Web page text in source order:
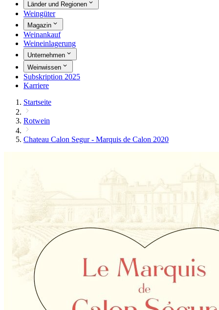
Länder und Regionen
Weingüter
Magazin
Weinankauf
Weineinlagerung
Unternehmen
Weinwissen
Subskription 2025
Karriere
Startseite
Rotwein
Chateau Calon Segur - Marquis de Calon 2020